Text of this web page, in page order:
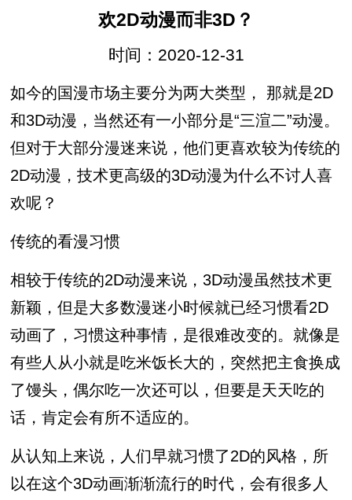
欢2D动漫而非3D？
时间：2020-12-31
如今的国漫市场主要分为两大类型， 那就是2D
和3D动漫，当然还有一小部分是“三渲二”动漫。
但对于大部分漫迷来说，他们更喜欢较为传统的
2D动漫，技术更高级的3D动漫为什么不讨人喜
欢呢？
传统的看漫习惯
相较于传统的2D动漫来说，3D动漫虽然技术更
新颖，但是大多数漫迷小时候就已经习惯看2D
动画了，习惯这种事情，是很难改变的。就像是
有些人从小就是吃米饭长大的，突然把主食换成
了馒头，偶尔吃一次还可以，但要是天天吃的
话，肯定会有所不适应的。
从认知上来说，人们早就习惯了2D的风格，所
以在这个3D动画渐渐流行的时代，会有很多人